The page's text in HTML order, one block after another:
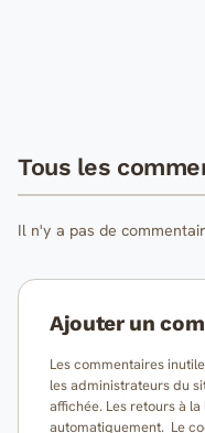
Tous les
Il n'y a pas de
Ajouter un
Les commentaires
les administrateurs du
affichée. Les retours à
automatiquement. Le